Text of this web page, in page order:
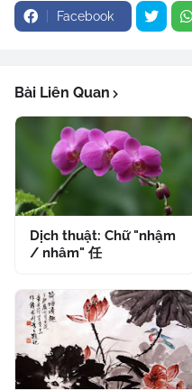
Facebook
Bài Liên Quan
Dịch thuật: Chữ "nhậm
/ nhâm" 任